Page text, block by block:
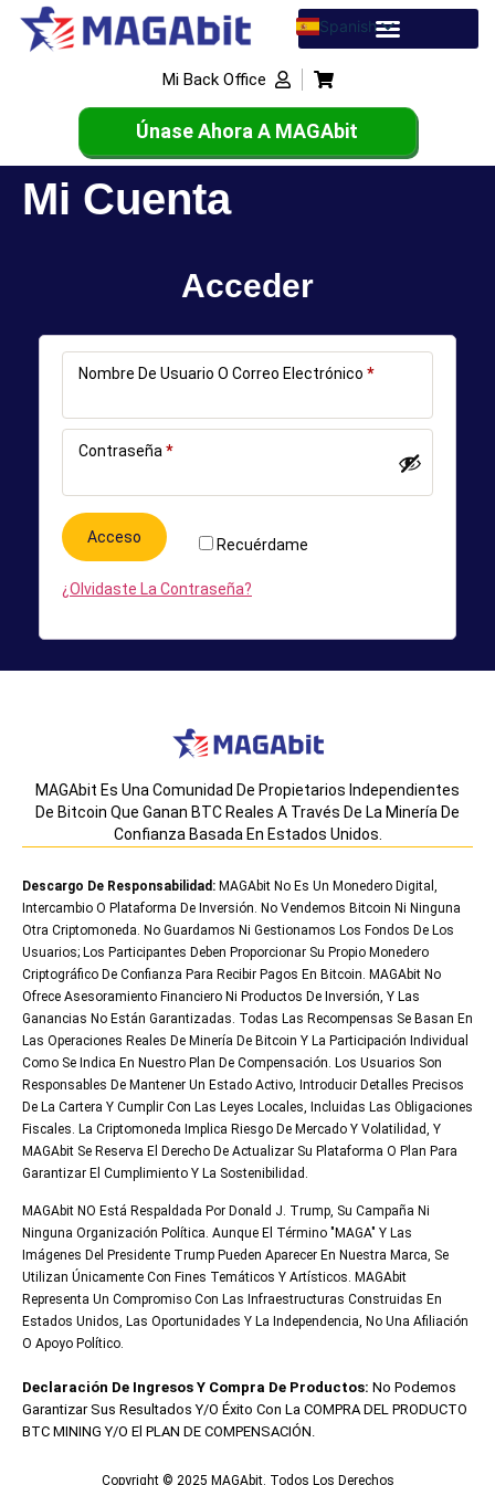
Spanish
English
French
Mi Back Office
Únase Ahora A MAGAbit
Mi Cuenta
Acceder
Nombre De Usuario O Correo Electrónico *
Contraseña*
Recuérdame
Acceso
¿Olvidaste La Contraseña?
MAGAbit Es Una Comunidad De Propietarios Independientes
De Bitcoin Que Ganan BTC Reales A Través De La Minería De
Confianza Basada En Estados Unidos.
Descargo De Responsabilidad: MAGAbit No Es Un Monedero Digital,
Intercambio O Plataforma De Inversión. No Vendemos Bitcoin Ni Ninguna
Otra Criptomoneda. No Guardamos Ni Gestionamos Los Fondos De Los
Usuarios; Los Participantes Deben Proporcionar Su Propio Monedero
Criptográfico De Confianza Para Recibir Pagos En Bitcoin. MAGAbit No
Ofrece Asesoramiento Financiero Ni Productos De Inversión, Y Las
Ganancias No Están Garantizadas. Todas Las Recompensas Se Basan En
Las Operaciones Reales De Minería De Bitcoin Y La Participación Individual
Como Se Indica En Nuestro Plan De Compensación. Los Usuarios Son
Responsables De Mantener Un Estado Activo, Introducir Detalles Precisos
De La Cartera Y Cumplir Con Las Leyes Locales, Incluidas Las Obligaciones
Fiscales. La Criptomoneda Implica Riesgo De Mercado Y Volatilidad, Y
MAGAbit Se Reserva El Derecho De Actualizar Su Plataforma O Plan Para
Garantizar El Cumplimiento Y La Sostenibilidad.
MAGAbit NO Está Respaldada Por Donald J. Trump, Su Campaña Ni
Ninguna Organización Política. Aunque El Término "MAGA" Y Las
Imágenes Del Presidente Trump Pueden Aparecer En Nuestra Marca, Se
Utilizan Únicamente Con Fines Temáticos Y Artísticos. MAGAbit
Representa Un Compromiso Con Las Infraestructuras Construidas En
Estados Unidos, Las Oportunidades Y La Independencia, No Una Afiliación
O Apoyo Político.
Declaración De Ingresos Y Compra De Productos: No Podemos
Garantizar Sus Resultados Y/o Éxito Con La COMPRA DEL PRODUCTO
BTC MINING Y/o El PLAN DE COMPENSACIÓN.
Copyright © 2025 MAGAbit. Todos Los Derechos